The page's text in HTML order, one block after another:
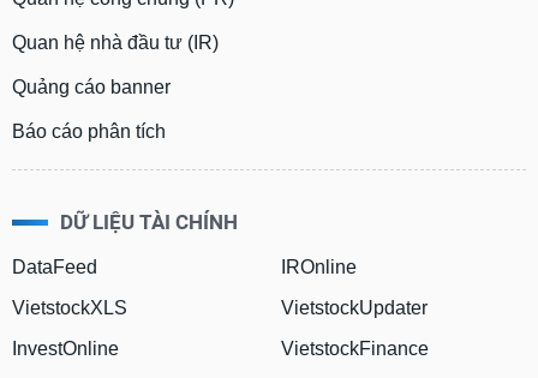
Quan hệ nhà đầu tư (IR)
Quảng cáo banner
Báo cáo phân tích
DỮ LIỆU TÀI CHÍNH
DataFeed
VietstockXLS
InvestOnline
IROnline
VietstockUpdater
VietstockFinance